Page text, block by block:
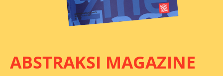
ABSTRAKSI MAGAZINE